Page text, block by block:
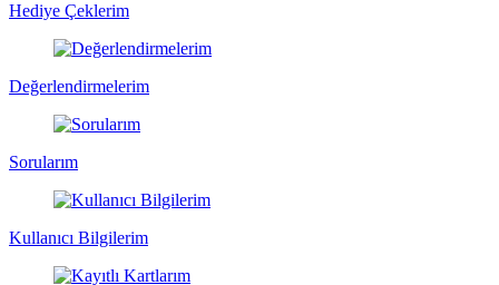
Hediye Çeklerim
Değerlendirmelerim
Sorularım
Kullanıcı Bilgilerim